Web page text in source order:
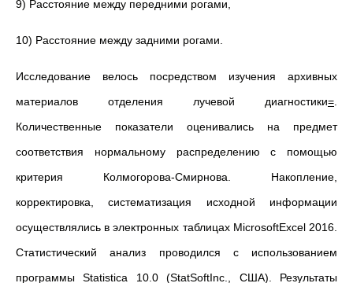
9) Расстояние между передними рогами,
10) Расстояние между задними рогами.
Исследование велось посредством изучения архивных
материалов отделения лучевой диагностики=
Количественные показатели оценивались на предмет
соответствия нормальному распределению с помощью
критерия Колмогорова-Смирнова. Накопление,
корректировка, систематизация исходной информации
осуществлялись в электронных таблицах MicrosoftExcel 2016.
Статистический анализ проводился с использованием
программы Statistica 10.0 (StatSoftInc., США). Результаты